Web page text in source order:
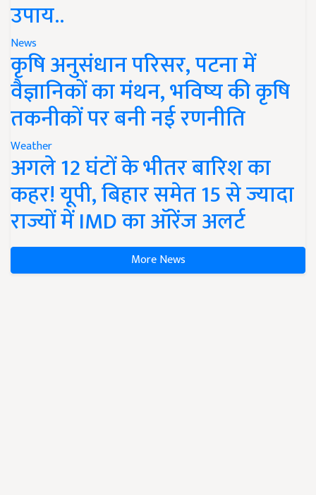
उपाय..
News
कृषि अनुसंधान परिसर, पटना में
वैज्ञानिकों का मंथन, भविष्य की कृषि
तकनीकों पर बनी नई रणनीति
Weather
अगले 12 घंटों के भीतर बारिश का
कहर! यूपी, बिहार समेत 15 से ज्यादा
राज्यों में IMD का ऑरेंज अलर्ट
More News